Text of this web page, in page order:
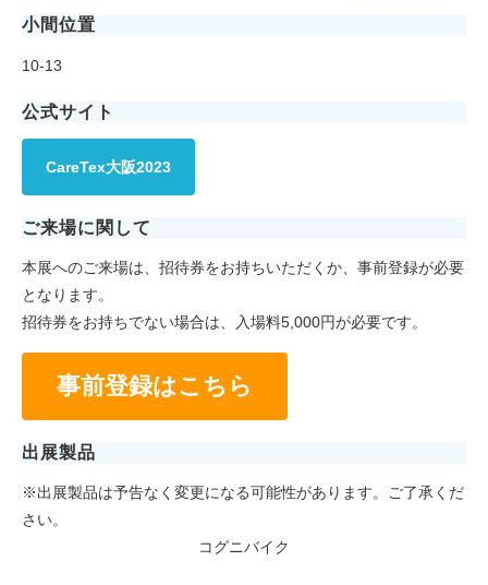
小間位置
10-13
公式サイト
CareTex大阪2023
ご来場に関して
本展へのご来場は、招待券をお持ちいただくか、事前登録が必要
となります。
招待券をお持ちでない場合は、入場料5,000円が必要です。
事前登録はこちら
出展製品
※出展製品は予告なく変更になる可能性があります。ご了承くだ
さい。
コグニバイク